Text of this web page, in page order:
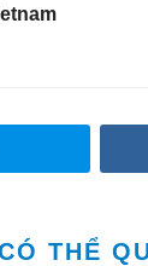
THỂ